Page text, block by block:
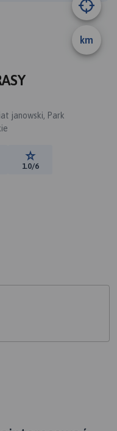
km
janowski, Park
spadków:Ocena trasy:
1.0/6